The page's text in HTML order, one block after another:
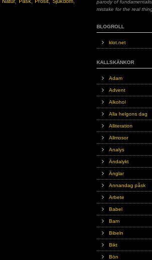
Natur, Påsk, Prosit,Sjukdom,
parody of
mistake for the real
BLOGROLL
klot.net
KALLSKÄNKOR
Adam
Advent
Alkohol
Alla helgons dag
Alliteration
Allmosor
Analys
Ändalykt
Änglar
Annandag påsk
Arbete
Babel
Barn
Bibeln
Bikt
Bön